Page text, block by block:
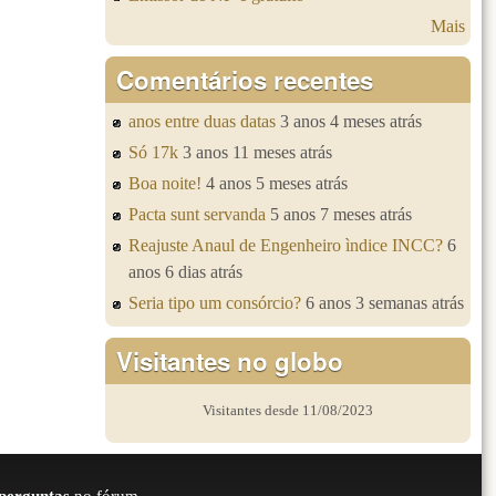
Mais
Comentários recentes
anos entre duas datas 3 anos 4 meses atrás
Só 17k 3 anos 11 meses atrás
Boa noite! 4 anos 5 meses atrás
Pacta sunt servanda 5 anos 7 meses atrás
Reajuste Anaul de Engenheiro ìndice INCC? 6
anos 6 dias atrás
Seria tipo um consórcio? 6 anos 3 semanas atrás
Visitantes no globo
Visitantes desde 11/08/2023